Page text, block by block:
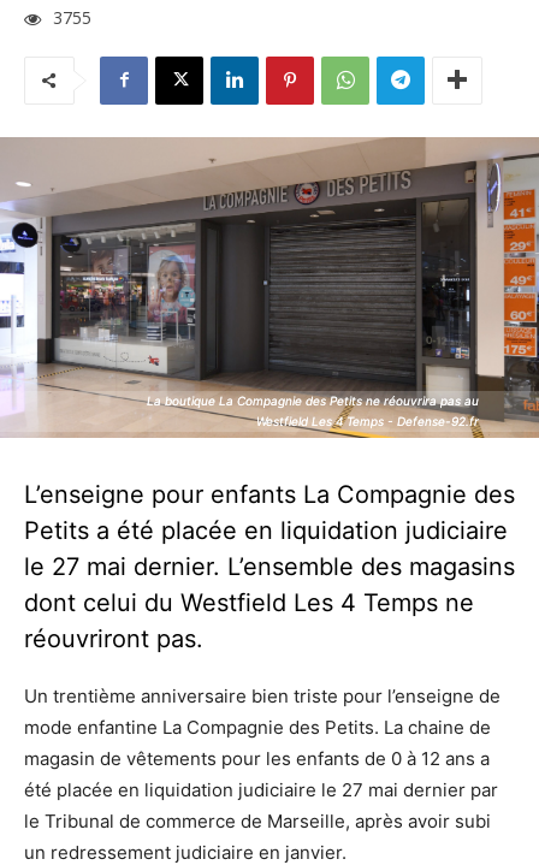
3755
La boutique La Compagnie des Petits ne réouvrira pas au
Westfield Les 4 Temps - Defense-92.fr
La boutique La Compagnie des Petits ne réouvrira pas au
Westfield Les 4 Temps - Defense-92.fr
L’enseigne pour enfants La Compagnie des
Petits a été placée en liquidation judiciaire
le 27 mai dernier. L’ensemble des magasins
dont celui du Westfield Les 4 Temps ne
réouvriront pas.
Un trentième anniversaire bien triste pour l’enseigne de
mode enfantine La Compagnie des Petits. La chaine de
magasin de vêtements pour les enfants de 0 à 12 ans a
été placée en liquidation judiciaire le 27 mai dernier par
le Tribunal de commerce de Marseille, après avoir subi
un redressement judiciaire en janvier.